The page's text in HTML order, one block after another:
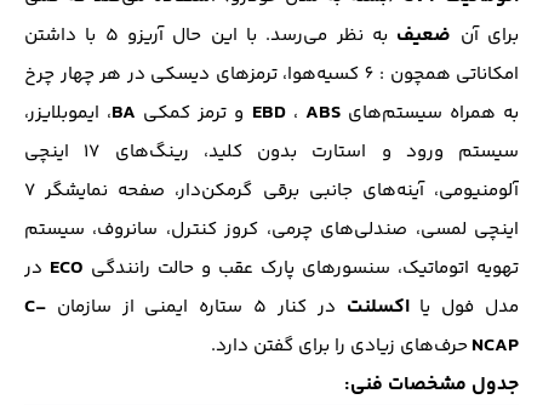
برای آن ضعیف
به نظر می‌رسد. با این حال آریزو 5 با داشتن
امکاناتی همچون : 6 کسیه‌هوا، ترمز‌های دیسکی در هر چهار چرخ
به همراه سیستم‌های
EBD، ABS و ترمز کمکی BA، ایموبلایزر،
سیستم ورود و استارت بدون کلید، رینگ‌های 17 اینچی
آلومنیومی، آینه‌های جانبی برقی گرمکن‌دار، صفحه نمایشگر 7
اینچی لمسی، صندلی‌های چرمی، کروز کنترل، سانروف، سیستم
تهویه اتوماتیک، سنسور‌های پارک عقب و حالت رانندگی ECO در
مدل فول یااکسلنت در کنار 5 ستاره ایمنی از سازمان
C-
NCAPحرف‌های زیادی را برای گفتن دارد.
جدول مشخصات فنی: